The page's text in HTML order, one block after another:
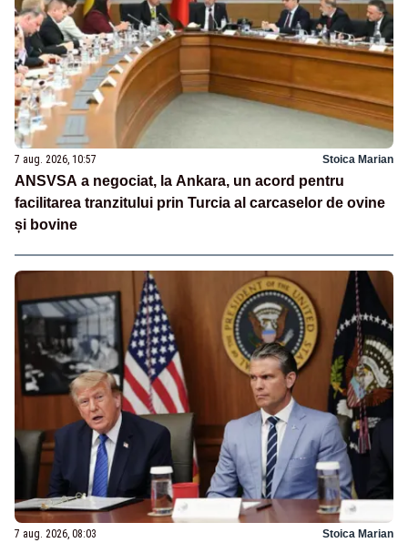
7 aug. 2026, 10:57 Stoica Marian
ANSVSA a negociat, la Ankara, un acord pentru
facilitarea tranzitului prin Turcia al carcaselor de ovine
și bovine
7 aug. 2026, 08:03 Stoica Marian